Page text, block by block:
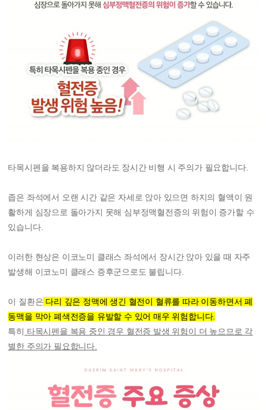
타목시펜을 복용하지 않더라도 장시간 비행 시 주의가 필요합니다.
좁은 좌석에서 오랜 시간 같은 자세로 앉아 있으면 하지의 혈액이 원
활하게 심장으로 돌아가지 못해 심부정맥혈전증의 위험이 증가할 수
있습니다.
이러한 현상은 이코노미 클래스 좌석에서 장시간 앉아 있을 때 자주
발생해 이코노미 클래스 증후군으로도 불립니다.
이 질환은 다리 깊은 정맥에 생긴 혈전이 혈류를 따라 이동하면서 폐
동맥을 막아 폐색전증을 유발할 수 있어 매우 위험합니다.
특히 타목시펜을 복용 중인 경우 혈전증 발생 위험이 더 높으므로 각
별한 주의가 필요합니다.